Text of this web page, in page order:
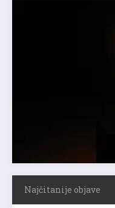
Najčitanije objave